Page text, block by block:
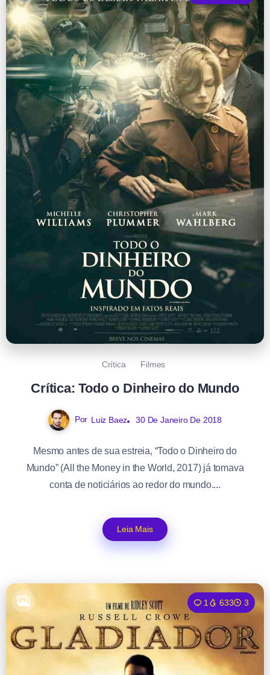
Crítica Filmes
Crítica: Todo o Dinheiro do Mundo
Por Luiz Baez 30 De Janeiro De 2018
Mesmo antes de sua estreia, “Todo o Dinheiro do
Mundo” (All the Money in the World, 2017) já tomava
conta de noticiários ao redor do mundo....
Leia Mais
1 633 3